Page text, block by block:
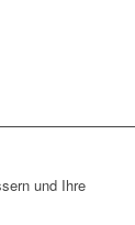
und Ihre